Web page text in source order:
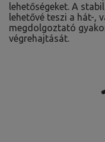
lehetőségeket. A
lehetővé teszi a hát-,
megdolgoztató
végrehajtását.